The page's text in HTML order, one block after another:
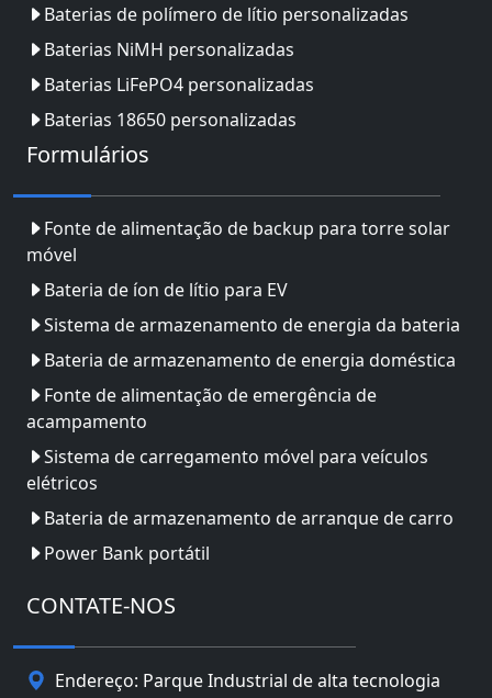
Baterias de polímero de lítio personalizadas
Baterias NiMH personalizadas
Baterias LiFePO4 personalizadas
Baterias 18650 personalizadas
Formulários
Fonte de alimentação de backup para torre solar
móvel
Bateria de íon de lítio para EV
Sistema de armazenamento de energia da bateria
Bateria de armazenamento de energia doméstica
Fonte de alimentação de emergência de
acampamento
Sistema de carregamento móvel para veículos
elétricos
Bateria de armazenamento de arranque de carro
Power Bank portátil
CONTATE-NOS
Endereço: Parque Industrial de alta tecnologia